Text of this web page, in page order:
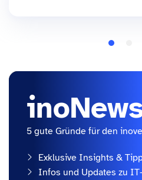
5 gute Gründe für den
Exklusive Insights &
Infos und Updates zu